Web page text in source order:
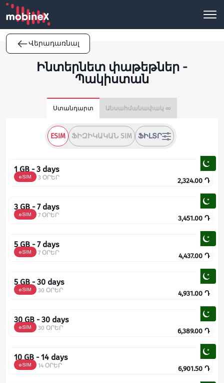
Վերադառնալ
Ինտերնետ փաթեթներ -
Պակիստան
Ստանդարտ Անսահմանափակ ∞
ESIM ՖԻԶԻԿԱԿԱՆ SIM ՖԻԼՏՐ
1 GB - 3 days
eSIM 3 ՕՐԵՐ 2,324.00 Դ
3 GB - 7 days
eSIM 7 ՕՐԵՐ 3,451.00 Դ
5 GB - 7 days
eSIM 7 ՕՐԵՐ 4,437.00 Դ
5 GB - 30 days
eSIM 30 ՕՐԵՐ 4,931.00 Դ
30 GB - 30 days
eSIM 30 ՕՐԵՐ 6,389.00 Դ
10 GB - 14 days
eSIM 14 ՕՐԵՐ 6,901.50 Դ